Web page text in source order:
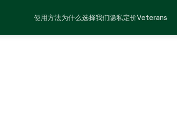
使用方法为什么选择我们隐私定价Veterans